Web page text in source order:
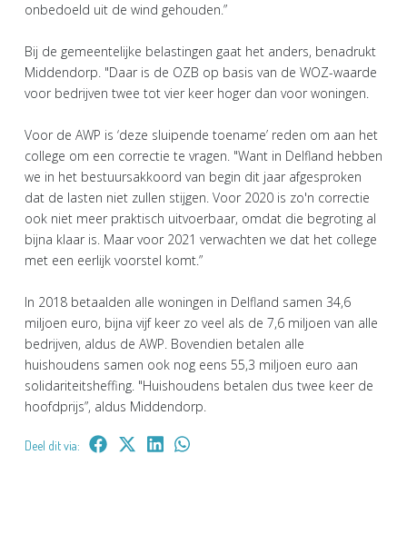
onbedoeld uit de wind gehouden.”
Bij de gemeentelijke belastingen gaat het anders, benadrukt
Middendorp. "Daar is de OZB op basis van de WOZ-waarde
voor bedrijven twee tot vier keer hoger dan voor woningen.
Voor de AWP is ‘deze sluipende toename’ reden om aan het
college om een correctie te vragen. "Want in Delfland hebben
we in het bestuursakkoord van begin dit jaar afgesproken
dat de lasten niet zullen stijgen. Voor 2020 is zo'n correctie
ook niet meer praktisch uitvoerbaar, omdat die begroting al
bijna klaar is. Maar voor 2021 verwachten we dat het college
met een eerlijk voorstel komt.”
In 2018 betaalden alle woningen in Delfland samen 34,6
miljoen euro, bijna vijf keer zo veel als de 7,6 miljoen van alle
bedrijven, aldus de AWP. Bovendien betalen alle
huishoudens samen ook nog eens 55,3 miljoen euro aan
solidariteitsheffing. "Huishoudens betalen dus twee keer de
hoofdprijs”, aldus Middendorp.
Deel dit via: